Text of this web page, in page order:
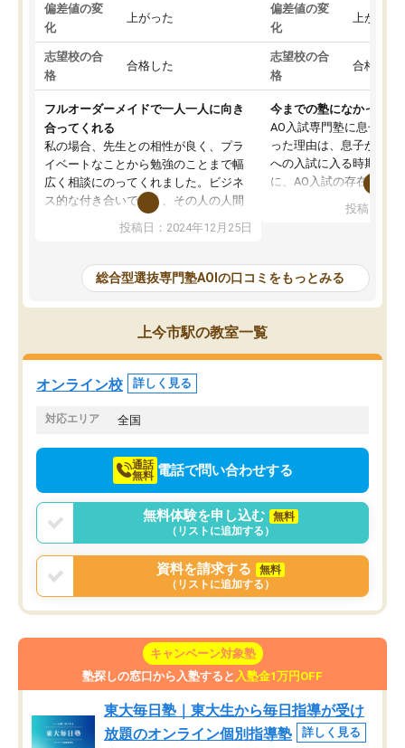
偏差値の変
化
上がった
志望校の合
格
合格した
フルオーダーメイドで一人一人に向き
合ってくれる
私の場合、先生との相性が良く、プラ
イベートなことから勉強のことまで幅
広く相談にのってくれました。ビジネ
ス的な付き合いでなく、その人の人間
性までを適切に把握し、むきあってい
るなぁと強く感じることできました。
と相談すると、他の先生も紹介してく
ださり、客観的なアドバイスもいただ
くことができました（志望理由・自己
PR等の添削において）。そして、なに
より自習室が解放されている点がよか
ったです。友達と好きな時間に自習
し、お互いを高めあえる環境がありま
投稿日：2024年12月25日
偏差値の変
化
上がった
志望校の合
格
合格した
今までの塾になかった
AO入試専門塾に息子を
った理由は、息子が高校
への入試に入る時期に差
に、AO入試の存在を息
たことから、AOIに入塾
で、AO入試を改めて知
それに対しての具体的な
ことでした。更に子供の
けてらっしゃいますので
投稿日：
総合型選抜専門塾AOIの口コミをもっとみる
上今市駅の教室一覧
オンライン校 詳しく見る
対応エリア 全国
通話
無料 電話で問い合わせする
無料体験を申し込む
無料
（リストに追加する）
資料を請求する
無料
（リストに追加する）
キャンペーン対象塾
塾探しの窓口から入塾すると 入塾金1万円OFF
東大毎日塾｜東大生から毎日指導が受け
放題のオンライン個別指導塾
詳しく見る